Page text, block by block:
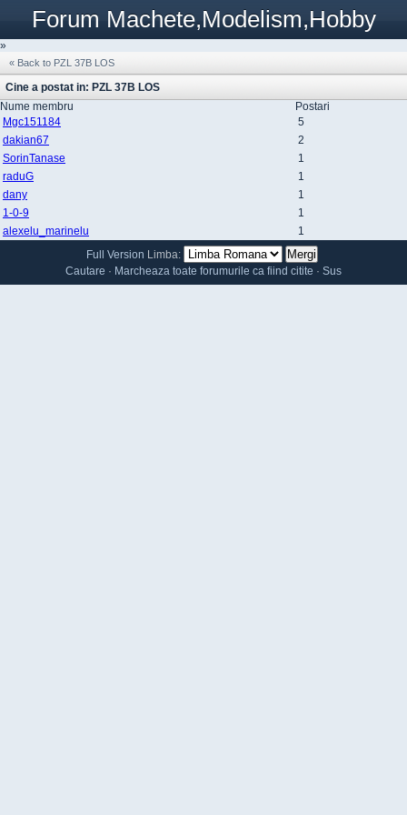
Forum Machete,Modelism,Hobby
»
« Back to PZL 37B LOS
Cine a postat in: PZL 37B LOS
Nume membru
Postari
Mgc151184
5
dakian67
2
SorinTanase
1
raduG
1
dany
1
1-0-9
1
alexelu_marinelu
1
Full Version Limba:
Cautare · Marcheaza toate forumurile ca fiind citite · Sus